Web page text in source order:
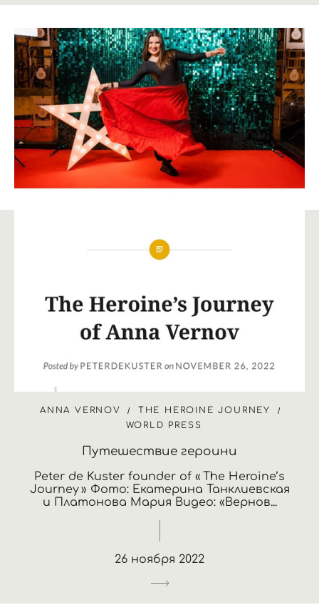
ANNA VERNOV
THE HEROINE JOURNEY
WORLD PRESS
Путешествие героини
Peter de Kuster founder of « The Heroine’s
Journey » Фото: Екатерина Танклиевская
и Платонова Мария Видео: «Вернов...
26 ноября 2022